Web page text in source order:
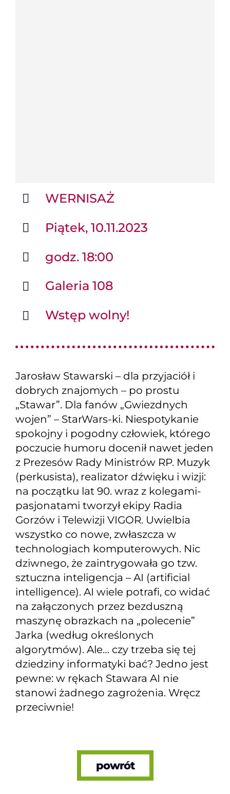
WERNISAŻ
Piątek, 10.11.2023
godz. 18:00
Galeria 108
Wstęp wolny!
Jarosław Stawarski – dla przyjaciół i
dobrych znajomych – po prostu
„Stawar”. Dla fanów „Gwiezdnych
wojen” – StarWars-ki. Niespotykanie
spokojny i pogodny człowiek, którego
poczucie humoru docenił nawet jeden
z Prezesów Rady Ministrów RP. Muzyk
(perkusista), realizator dźwięku i wizji:
na początku lat 90. wraz z kolegami-
pasjonatami tworzył ekipy Radia
Gorzów i Telewizji VIGOR. Uwielbia
wszystko co nowe, zwłaszcza w
technologiach komputerowych. Nic
dziwnego, że zaintrygowała go tzw.
sztuczna inteligencja – AI (artificial
intelligence). AI wiele potrafi, co widać
na załączonych przez bezduszną
maszynę obrazkach na „polecenie”
Jarka (według określonych
algorytmów). Ale… czy trzeba się tej
dziedziny informatyki bać? Jedno jest
pewne: w rękach Stawara AI nie
stanowi żadnego zagrożenia. Wręcz
przeciwnie!
powrót